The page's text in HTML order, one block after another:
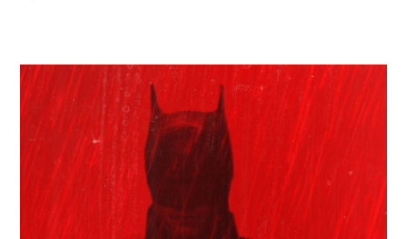
Michael
Giacchino
skomponował
muzykę
do
nowego
„Batmana".
Posłuchaj